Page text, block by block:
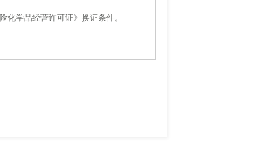
化学品经营许可证》换证条件。